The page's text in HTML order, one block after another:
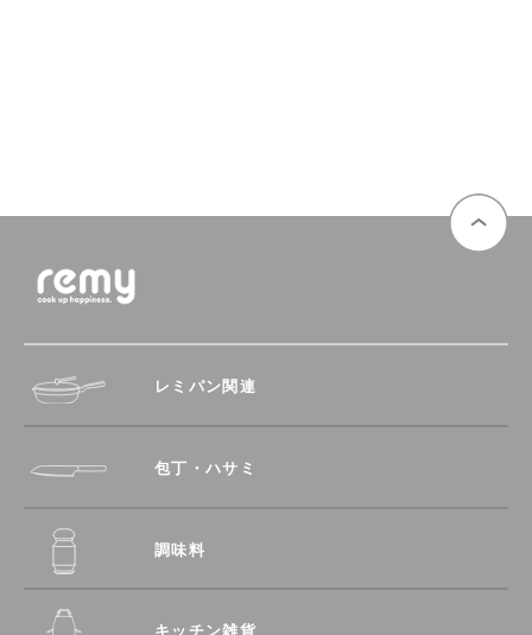
レミパン関連
包丁・ハサミ
調味料
キッチン雑貨